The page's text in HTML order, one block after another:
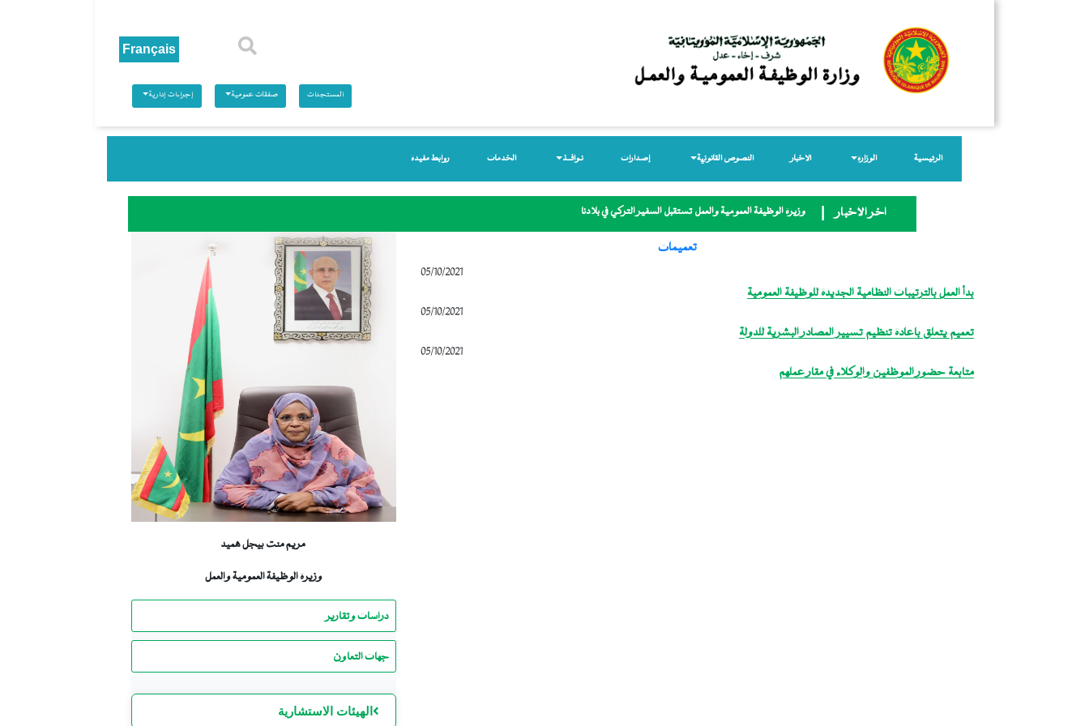
المستجدات صفقات عمومية إجراءات إدارية
الرئيسية الوزارة الأخبار النصوص القانونیة إصدارات نـوافــذ الخدمات روابط مفيدة
آخر الأخبار وزيرة الوظيفة العمومية والعمل تستقبل السفير التركي في بلادنا
تعميمات
05/10/2021
بدأ العمل بالترتيبات النظامية الجديدة للوظيفة العمومية
05/10/2021
تعميم يتعلق بإعادة تنظيم تسيير المصادر البشرية للدولة
05/10/2021
متابعة حضور الموظفين والوكلاء في مقار عملهم
مريم منت بيجل هميد
وزيرة الوظيفة العمومية والعمل
دراسات وتقارير
جهات التعاون
الهيئات الاستشارية